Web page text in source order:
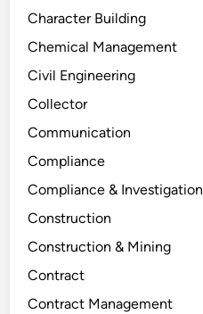
Character Building
Chemical Management
Civil Engineering
Collector
Communication
Compliance
Compliance & Investigation
Construction
Construction & Mining
Contract
Contract Management